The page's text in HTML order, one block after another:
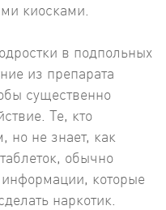
киосками.
в подпольных
из препарата
существенно
Те, кто
но не знает, как
обычно
которые
наркотик.